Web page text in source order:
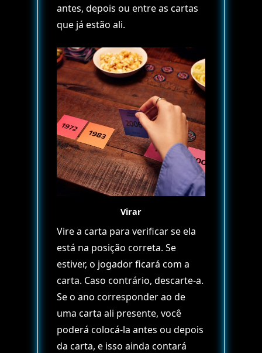
antes, depois ou entre as cartas
que já estão ali.
Virar
Vire a carta para verificar se ela
está na posição correta. Se
estiver, o jogador ficará com a
carta. Caso contrário, descarte-a.
Se o ano corresponder ao de
uma carta ali presente, você
poderá colocá-la antes ou depois
da carta, e isso ainda contará